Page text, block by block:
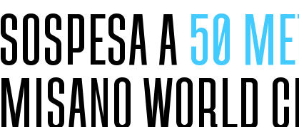
SOSPESA A50
MISANO WORLD